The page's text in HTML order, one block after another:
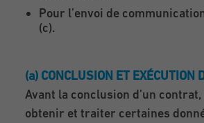
Pour l’envoi de
(c).
(a) CONCLUSION ET EXÉCUTION
Avant la conclusion d’un
obtenir et traiter certaines